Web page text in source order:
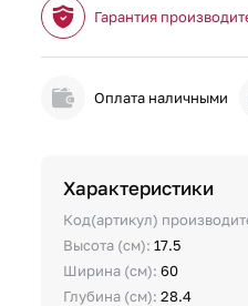
Гарантия
Оплата наличными
Характеристики
Код(артикул)
Высота (см):17.5
Ширина (см):60
Глубина (см):28.4